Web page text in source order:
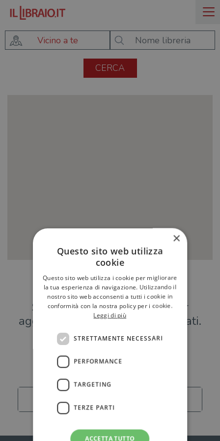
Vicino a te
Hai una libreria?
Scrivici a
per
aggiungere o modificare i tuoi dati.
Librerie
×
Questo sito web utilizza
cookie
Questo sito web utilizza i cookie per migliorare
la tua esperienza di navigazione. Utilizzando il
nostro sito web acconsenti a tutti i cookie in
conformità con la nostra policy per i cookie.
Leggi di più
STRETTAMENTE NECESSARI
PERFORMANCE
TARGETING
TERZE PARTI
ACCETTA TUTTO